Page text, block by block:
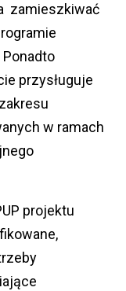
zamieszkiwać
Ponadto
przysługuje
w ramach
projektu